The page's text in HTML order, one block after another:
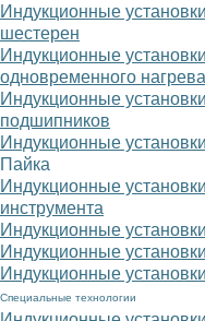
Индукционные
шестерен
Индукционные
одновременного нагрева
Индукционные
подшипников
Индукционные
Пайка
Индукционные
инструмента
Индукционные
Индукционные
Индукционные
Специальные технологии